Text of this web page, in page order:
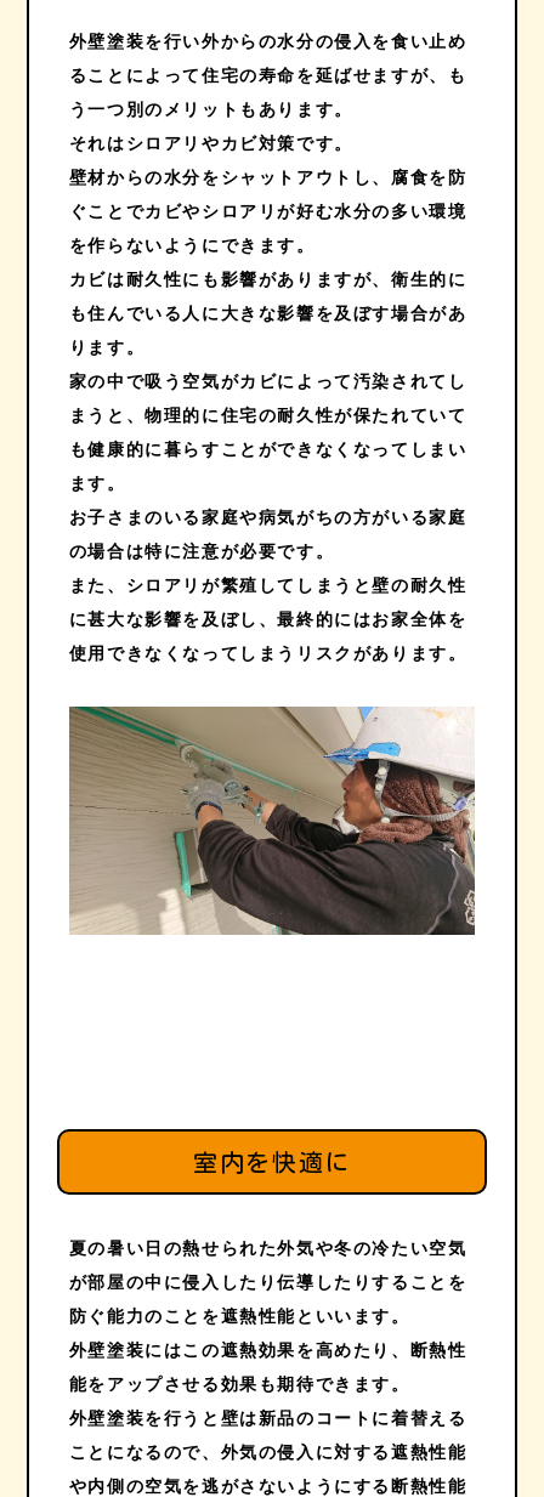
外壁塗装を行い外からの水分の侵入を食い止め
ることによって住宅の寿命を延ばせますが、も
う一つ別のメリットもあります。
それはシロアリやカビ対策です。
壁材からの水分をシャットアウトし、腐食を防
ぐことでカビやシロアリが好む水分の多い環境
を作らないようにできます。
カビは耐久性にも影響がありますが、衛生的に
も住んでいる人に大きな影響を及ぼす場合があ
ります。
家の中で吸う空気がカビによって汚染されてし
まうと、物理的に住宅の耐久性が保たれていて
も健康的に暮らすことができなくなってしまい
ます。
お子さまのいる家庭や病気がちの方がいる家庭
の場合は特に注意が必要です。
また、シロアリが繁殖してしまうと壁の耐久性
に甚大な影響を及ぼし、最終的にはお家全体を
使用できなくなってしまうリスクがあります。
室内を快適に
夏の暑い日の熱せられた外気や冬の冷たい空気
が部屋の中に侵入したり伝導したりすることを
防ぐ能力のことを遮熱性能といいます。
外壁塗装にはこの遮熱効果を高めたり、断熱性
能をアップさせる効果も期待できます。
外壁塗装を行うと壁は新品のコートに着替える
ことになるので、外気の侵入に対する遮熱性能
や内側の空気を逃がさないようにする断熱性能